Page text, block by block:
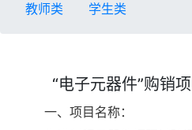
教师类 学生类
“电子元器件”购销
一、项目名称：